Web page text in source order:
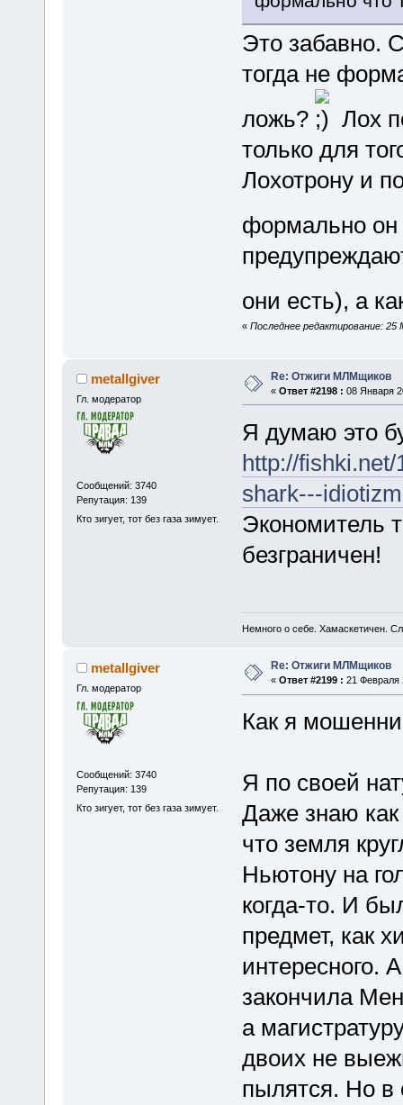
Это забавно.
тогда не
ложь?
Лох
только для
Лохотрону и
формально он
они есть), а
« Последнее редактирование: 25
metallgiver
Гл. модератор
Сообщений: 3740
Репутация: 139
Кто зигует, тот без газа зимует.
Re: Отжиги МЛМщиков
« Ответ #2198 : 08 Января
Я думаю это
http://
shark---
Экономитель
безграничен!
Немного о себе. Хамаскетичен.
metallgiver
Гл. модератор
Сообщений: 3740
Репутация: 139
Кто зигует, тот без газа зимует.
Re: Отжиги МЛМщиков
« Ответ #2199 : 21 Февраля
Как я
Я по своей
Даже знаю
что земля
Ньютону на
когда-то. И
предмет, как
закончила
а
двоих не
пылятся. Но в